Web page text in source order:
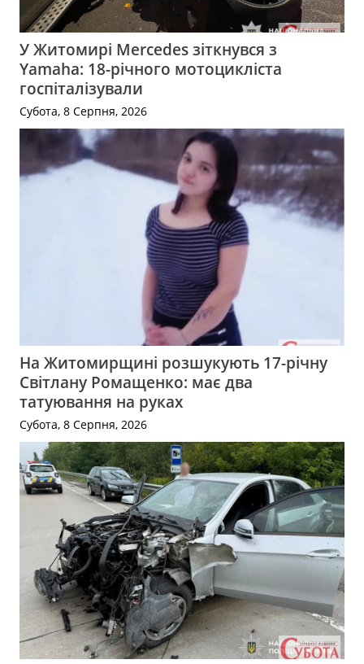
У Житомирі Mercedes зіткнувся з
Yamaha: 18-річного мотоцикліста
госпіталізували
Субота, 8 Серпня, 2026
На Житомирщині розшукують 17-річну
Світлану Ромащенко: має два
татуювання на руках
Субота, 8 Серпня, 2026